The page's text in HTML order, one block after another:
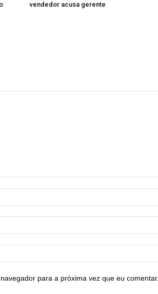
vendedor acusa gerente
para a próxima vez que eu comentar.